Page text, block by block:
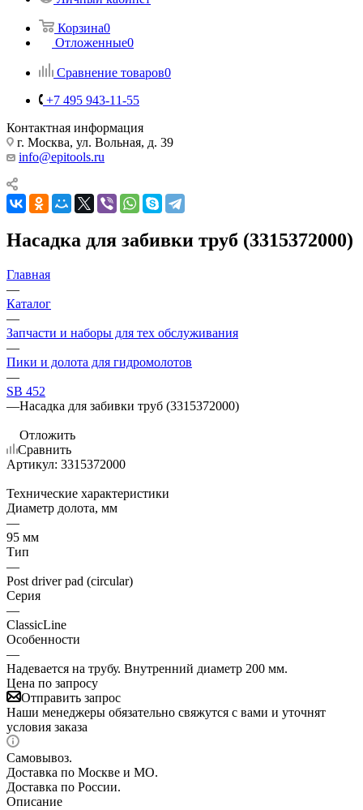
Корзина0
Отложенные0
Сравнение товаров0
+7 495 943-11-55
Контактная информация
г. Москва, ул. Вольная, д. 39
info@epitools.ru
Насадка для забивки труб (3315372000)
Главная
—
Каталог
—
Запчасти и наборы для тех обслуживания
—
Пики и долота для гидромолотов
—
SB 452
—Насадка для забивки труб (3315372000)
Отложить
Сравнить
Артикул: 3315372000
Технические характеристики
Диаметр долота, мм
—
95 мм
Тип
—
Post driver pad (circular)
Серия
—
ClassicLine
Особенности
—
Надевается на трубу. Внутренний диаметр 200 мм.
Цена по запросу
Отправить запрос
Наши менеджеры обязательно свяжутся с вами и уточнят
условия заказа
Самовывоз.
Доставка по Москве и МО.
Доставка по России.
Описание